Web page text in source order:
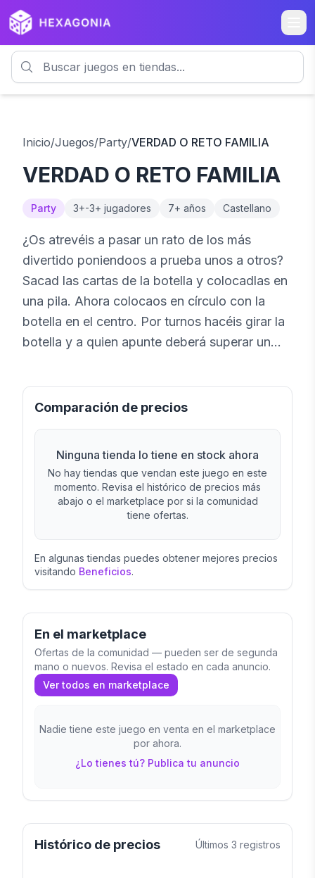
Inicio/Juegos/Party/VERDAD O RETO FAMILIA
VERDAD O RETO FAMILIA
Party 3+-3+ jugadores 7+ años Castellano
¿Os atrevéis a pasar un rato de los más
divertido poniendoos a prueba unos a otros?
Sacad las cartas de la botella y colocadlas en
una pila. Ahora colocaos en círculo con la
botella en el centro. Por turnos hacéis girar la
botella y a quien apunte deberá superar un
más importante es pasárselo bien en familia o
amigos. Y recuerda: ¡lo que pasa en el juego,
Comparación de precios
Ninguna tienda lo tiene en stock ahora
No hay tiendas que vendan este juego en este
momento. Revisa el histórico de precios más
abajo o el marketplace por si la comunidad
tiene ofertas.
En algunas tiendas puedes obtener mejores precios
visitando Beneficios.
En el marketplace
Ofertas de la comunidad — pueden ser de segunda
mano o nuevos. Revisa el estado en cada anuncio.
Ver todos en marketplace
Nadie tiene este juego en venta en el marketplace
por ahora.
¿Lo tienes tú? Publica tu anuncio
Histórico de precios Últimos 3 registros